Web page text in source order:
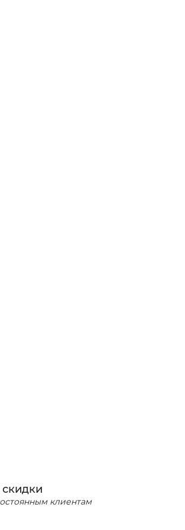
клиентам